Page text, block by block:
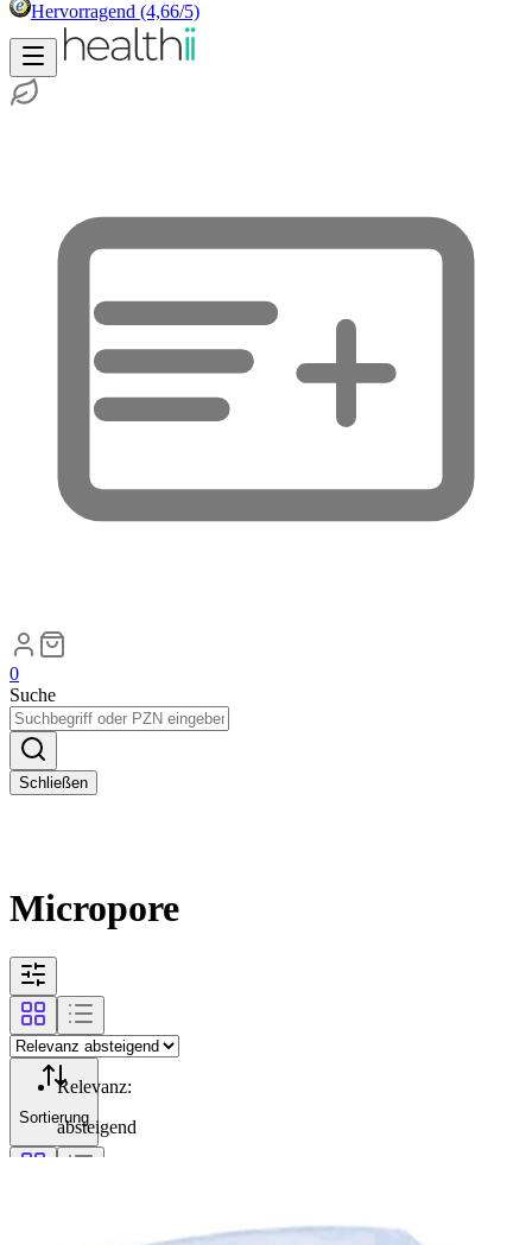
Hervorragend (4,66/5)
0
Suche
Schließen
Micropore
Sortierung
Relevanz:
absteigend